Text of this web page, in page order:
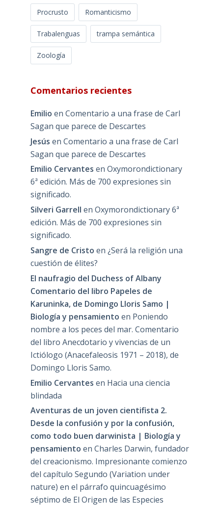
Procrusto Romanticismo
Trabalenguas trampa semántica
Zoología
Comentarios recientes
Emilio en Comentario a una frase de Carl
Sagan que parece de Descartes
Jesús en Comentario a una frase de Carl
Sagan que parece de Descartes
Emilio Cervantes en Oxymorondictionary
6ª edición. Más de 700 expresiones sin
significado.
Silveri Garrell en Oxymorondictionary 6ª
edición. Más de 700 expresiones sin
significado.
Sangre de Cristo en ¿Será la religión una
cuestión de élites?
El naufragio del Duchess of Albany
Comentario del libro Papeles de
Karuninka, de Domingo Lloris Samo |
Biología y pensamiento en Poniendo
nombre a los peces del mar. Comentario
del libro Anecdotario y vivencias de un
Ictiólogo (Anacefaleosis 1971 – 2018), de
Domingo Lloris Samo.
Emilio Cervantes en Hacia una ciencia
blindada
Aventuras de un joven cientifista 2.
Desde la confusión y por la confusión,
como todo buen darwinista | Biología y
pensamiento en Charles Darwin, fundador
del creacionismo. Impresionante comienzo
del capítulo Segundo (Variation under
nature) en el párrafo quincuagésimo
séptimo de El Origen de las Especies